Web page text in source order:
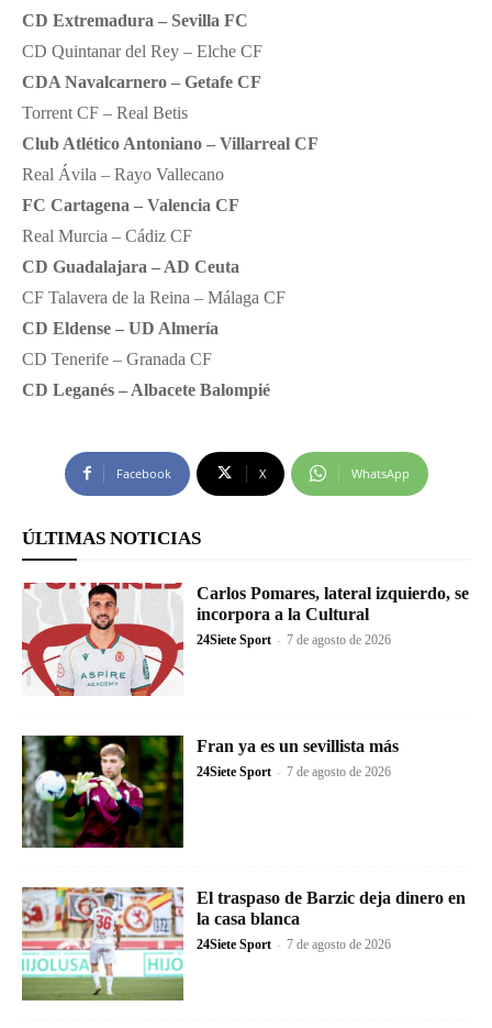
CD Extremadura – Sevilla FC
CD Quintanar del Rey – Elche CF
CDA Navalcarnero – Getafe CF
Torrent CF – Real Betis
Club Atlético Antoniano – Villarreal CF
Real Ávila – Rayo Vallecano
FC Cartagena – Valencia CF
Real Murcia – Cádiz CF
CD Guadalajara – AD Ceuta
CF Talavera de la Reina – Málaga CF
CD Eldense – UD Almería
CD Tenerife – Granada CF
CD Leganés – Albacete Balompié
Facebook X WhatsApp
ÚLTIMAS NOTICIAS
Carlos Pomares, lateral izquierdo, se
incorpora a la Cultural
24Siete Sport - 7 de agosto de 2026
Fran ya es un sevillista más
24Siete Sport - 7 de agosto de 2026
El traspaso de Barzic deja dinero en
la casa blanca
24Siete Sport - 7 de agosto de 2026